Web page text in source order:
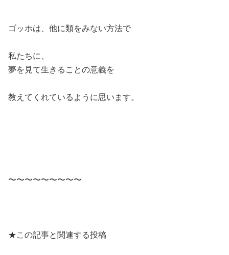
ゴッホは、他に類をみない方法で
私たちに、
夢を見て生きることの意義を
教えてくれているように思います。
〜〜〜〜〜〜〜〜〜
★この記事と関連する投稿